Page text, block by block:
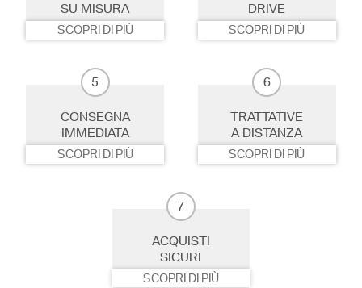
SU MISURA
SCOPRI DI PIÙ
DRIVE
SCOPRI DI PIÙ
5
CONSEGNA
IMMEDIATA
SCOPRI DI PIÙ
6
TRATTATIVE
A DISTANZA
SCOPRI DI PIÙ
7
ACQUISTI
SICURI
SCOPRI DI PIÙ